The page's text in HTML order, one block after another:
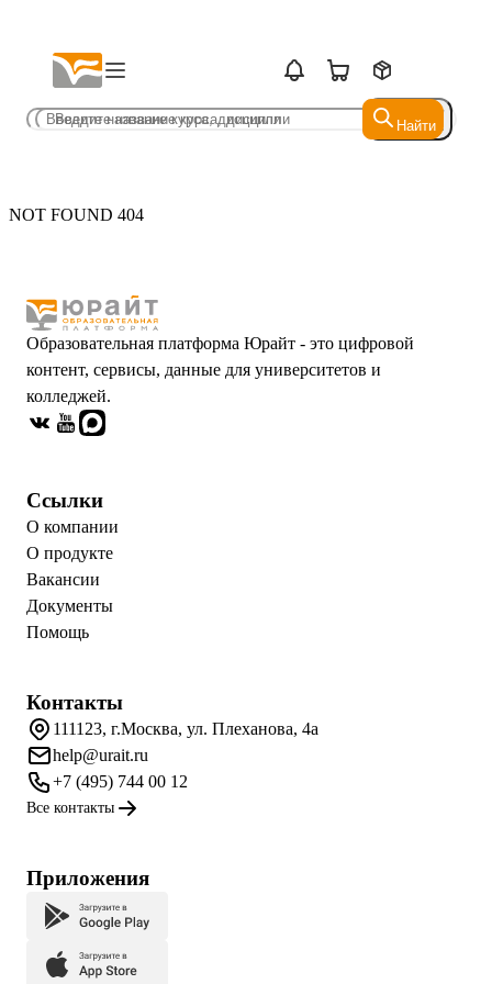
Найти
Найти
NOT FOUND 404
Образовательная платформа Юрайт - это цифровой
контент, сервисы, данные для университетов и
колледжей.
Ссылки
О компании
О продукте
Вакансии
Документы
Помощь
Контакты
111123, г.Москва, ул. Плеханова, 4а
help@urait.ru
+7 (495) 744 00 12
Все контакты
Приложения